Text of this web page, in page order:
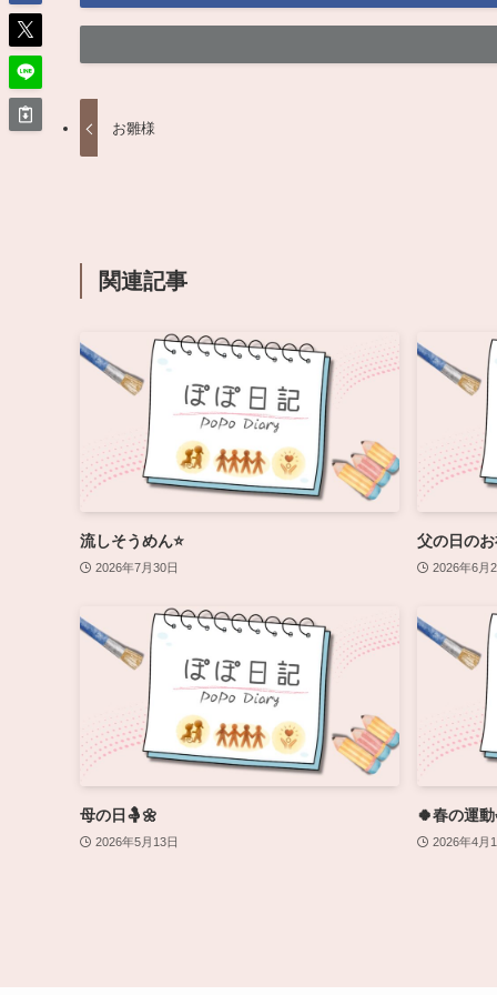
お雛様
関連記事
流しそうめん⭐️
2026年7月30日
父の日の
2026年6月
母の日🤱🌼
2026年5月13日
🍀春の運動
2026年4月